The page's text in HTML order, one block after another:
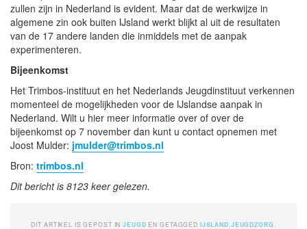
zullen zijn in Nederland is evident. Maar dat de werkwijze in
algemene zin ook buiten IJsland werkt blijkt al uit de resultaten
van de 17 andere landen die inmiddels met de aanpak
experimenteren.
Bijeenkomst
Het Trimbos-instituut en het Nederlands Jeugdinstituut verkennen
momenteel de mogelijkheden voor de IJslandse aanpak in
Nederland. Wilt u hier meer informatie over of over de
bijeenkomst op 7 november dan kunt u contact opnemen met
Joost Mulder: jmulder@trimbos.nl
Bron: trimbos.nl
Dit bericht is 8123 keer gelezen.
DIT ARTIKEL IS GEPOST INJEUGD EN GETAGGED IJSLAND JEUGDZORG